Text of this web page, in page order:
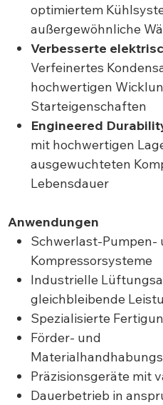
optimiertem
außergewöhnliche
Verbesserte
Verfeinertes
hochwertigen
Starteigenschaften
Engineered
mit hochwertigen
ausgewuchteten
Lebensdauer
Anwendungen
Schwerlast-Pumpen-
Kompressorsysteme
Industrielle
gleichbleibende
Spezialisierte
Förder- und
Präzisionsgeräte mit
Dauerbetrieb in